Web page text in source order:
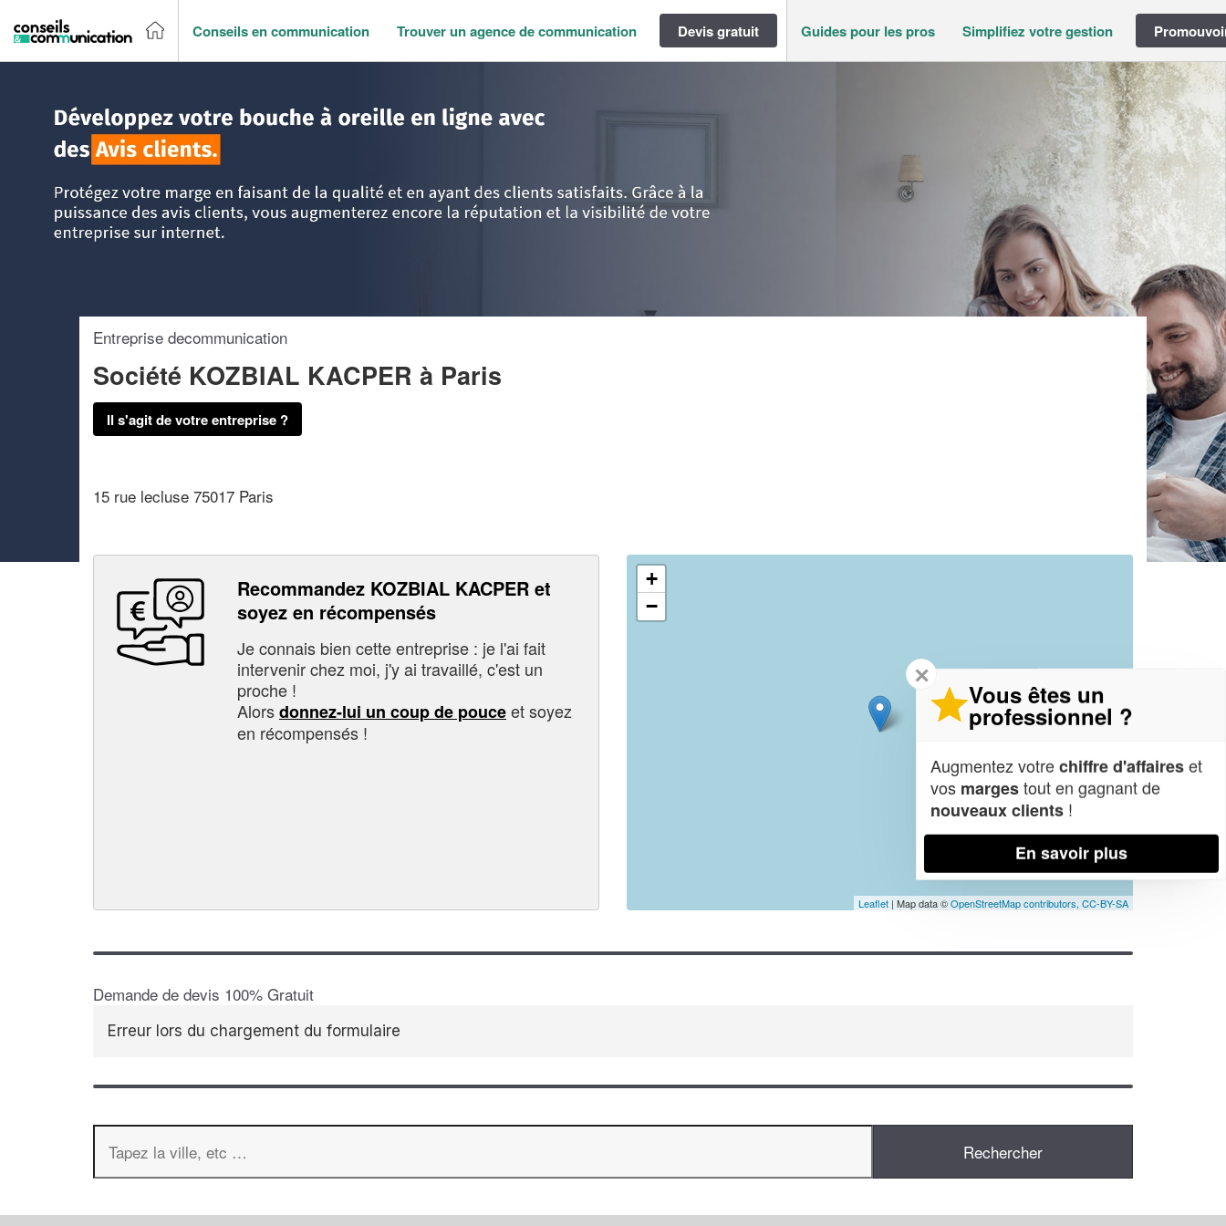
Conseils en communication Trouver un agence de communication Devis gratuit Guides pour les pros Simplifiez votre gestion
Entreprise decommunication
Société KOZBIAL KACPER à Paris
Il s'agit de votre entreprise ?
15 rue lecluse 75017 Paris
Recommandez KOZBIAL KACPER et
soyez en récompensés
Je connais bien cette entreprise : je l'ai fait
intervenir chez moi, j'y ai travaillé, c'est un
proche !
Alorsdonnez-lui un coup de pouceet soyez
en récompensés !
+
−
Leaflet | Map data ©OpenStreetMap contributors, CC-BY-SA
Demande de devis 100% Gratuit
Erreur lors du chargement du formulaire
✕
Vous êtes un
professionnel ?
Augmentez votrechiffre d'affaireset
vos margestout en gagnant de
nouveaux clients !
En savoir plus